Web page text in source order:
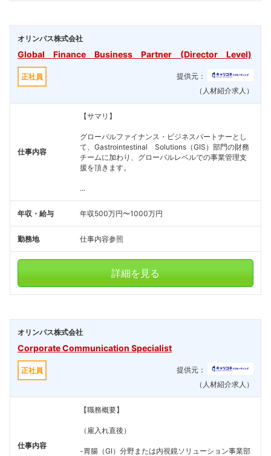
オリンパス株式会社
Global Finance Business Partner (Director Level)
正社員
提供元：
（人材紹介求人）
仕事内容
【サマリ】
グローバルファイナンス・ビジネスパートナーとし
て、Gastrointestinal Solutions（GIS）部門の財務
チームに加わり、グローバルレベルでの事業管理支
援を頂きます。
...
年収・給与 年収500万円〜1000万円
勤務地 仕事内容参照
詳細を見る
オリンパス株式会社
Corporate Communication Specialist
正社員
提供元：
（人材紹介求人）
仕事内容
【職務概要】
（雇入れ直後）
-胃腸（GI）分野または内視鏡ソリューション事業部